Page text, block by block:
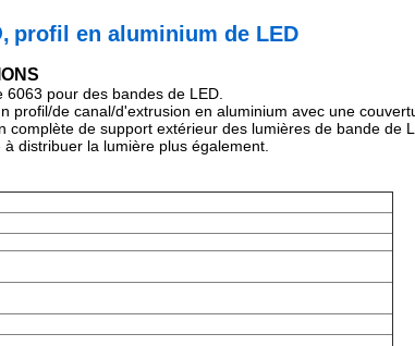
, profil en aluminium de LED
pour des bandes de LED.
profil/de canal/d'extrusion en aluminium avec une
de support extérieur des lumières de bande de
distribuer la lumière plus également.